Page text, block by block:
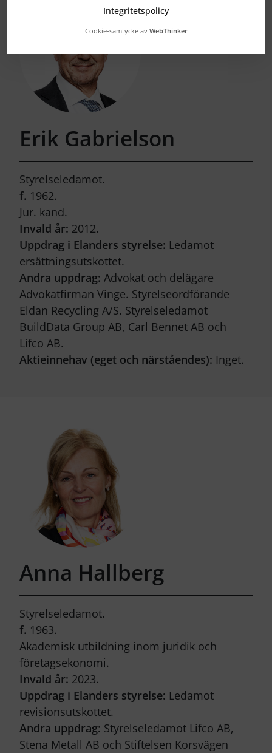
Erik Gabrielson
Styrelseledamot.
f. 1962.
Jur. kand.
Invald år: 2012.
Uppdrag i Elanders styrelse: Ledamot
ersättningsutskottet.
Andra uppdrag: Advokat och delägare
Advokatfirman Vinge. Styrelseordförande
Eldan Recycling A/S. Styrelseledamot
BuildData Group AB, Carl Bennet AB och
Lifco AB.
Aktieinnehav (eget och närståendes): Inget.
Anna Hallberg
Styrelseledamot.
f. 1963.
Akademisk utbildning inom juridik och
företagsekonomi.
Invald år: 2023.
Uppdrag i Elanders styrelse: Ledamot
revisionsutskottet.
Andra uppdrag: Styrelseledamot Lifco AB,
Stena Metall AB och Stiftelsen Korsvägen
Integritetspolicy
Cookie-samtycke av WebThinker